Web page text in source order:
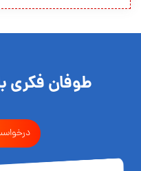
طوفان فکری